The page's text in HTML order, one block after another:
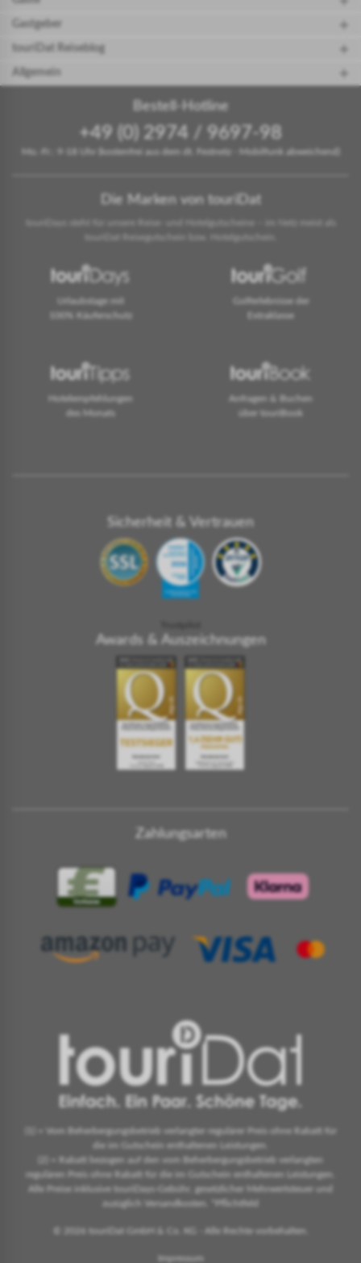
Gastgeber
touriDat Reiseblog
Allgemein
Bestell-Hotline
+49 (0) 2974 / 9697-98
Mo.-Fr.: 9-18 Uhr (kostenfrei aus dem dt. Festnetz - Mobilfunk abweichend)
Die Marken von touriDat
touriDays steht für unsere Reise- und Hotelgutscheine – im Netz meist als
touriDat Reisegutschein bzw. Hotelgutschein.
Urlaubstage mit
100% Käuferschutz
Golferlebnisse der
Extraklasse
Hotelempfehlungen
des Monats
Anfragen & Buchen
über touriBook
Sicherheit & Vertrauen
Awards & Auszeichnungen
Zahlungsarten
(1) = Vom Beherbergungsbetrieb verlangter regulärer Preis ohne Rabatt für
die im Gutschein enthaltenen Leistungen.
(2) = Rabatt bezogen auf den vom Beherbergungsbetrieb verlangten
regulären Preis ohne Rabatt für die im Gutschein enthaltenen Leistungen.
Alle Preise inklusive touriDays-Gebühr, gesetzlicher Mehrwertsteuer und
zuzüglich Versandkosten. *Pflichtfeld
© 2026 touriDat GmbH & Co. KG - Alle Rechte vorbehalten.
Impressum